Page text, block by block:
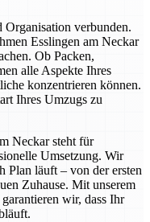
verbunden.
Esslingen am Neckar
Ob Packen,
alle Aspekte Ihres
konzentrieren können.
Ihres Umzugs zu
Neckar steht für
Umsetzung. Wir
Plan läuft – von der ersten
Zuhause. Mit unserem
wir, dass Ihr